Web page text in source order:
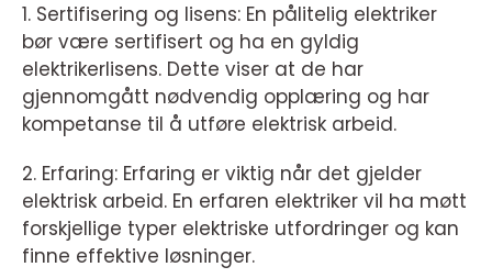
1. Sertifisering og lisens: En pålitelig elektriker
bør være sertifisert og ha en gyldig
elektrikerlisens. Dette viser at de har
gjennomgått nødvendig opplæring og har
kompetanse til å utføre elektrisk arbeid.
2. Erfaring: Erfaring er viktig når det gjelder
elektrisk arbeid. En erfaren elektriker vil ha møtt
forskjellige typer elektriske utfordringer og kan
finne effektive løsninger.